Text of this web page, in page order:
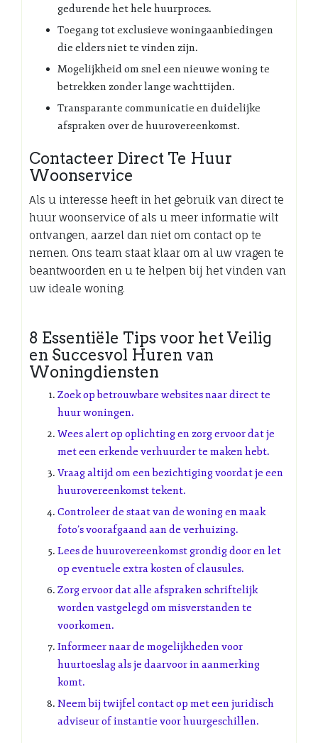
gedurende het hele huurproces.
Toegang tot exclusieve woningaanbiedingen
die elders niet te vinden zijn.
Mogelijkheid om snel een nieuwe woning te
betrekken zonder lange wachttijden.
Transparante communicatie en duidelijke
afspraken over de huurovereenkomst.
Contacteer Direct Te Huur
Woonservice
Als u interesse heeft in het gebruik van direct te
huur woonservice of als u meer informatie wilt
ontvangen, aarzel dan niet om contact op te
nemen. Ons team staat klaar om al uw vragen te
beantwoorden en u te helpen bij het vinden van
uw ideale woning.
8 Essentiële Tips voor het Veilig
en Succesvol Huren van
Woningdiensten
Zoek op betrouwbare websites naar direct te
huur woningen.
Wees alert op oplichting en zorg ervoor dat je
met een erkende verhuurder te maken hebt.
Vraag altijd om een bezichtiging voordat je een
huurovereenkomst tekent.
Controleer de staat van de woning en maak
foto’s voorafgaand aan de verhuizing.
Lees de huurovereenkomst grondig door en let
op eventuele extra kosten of clausules.
Zorg ervoor dat alle afspraken schriftelijk
worden vastgelegd om misverstanden te
voorkomen.
Informeer naar de mogelijkheden voor
huurtoeslag als je daarvoor in aanmerking
komt.
Neem bij twijfel contact op met een juridisch
adviseur of instantie voor huurgeschillen.